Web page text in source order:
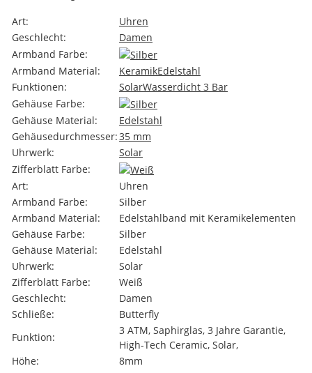
Art:
Uhren
Geschlecht:
Damen
Armband Farbe:
Armband Material:
KeramikEdelstahl
Funktionen:
SolarWasserdicht 3 Bar
Gehäuse Farbe:
Gehäuse Material:
Edelstahl
Gehäusedurchmesser:35 mm
Uhrwerk:
Solar
Zifferblatt Farbe:
Art:
Uhren
Armband Farbe:
Silber
Armband Material:
Edelstahlband mit Keramikelementen
Gehäuse Farbe:
Silber
Gehäuse Material:
Edelstahl
Uhrwerk:
Solar
Zifferblatt Farbe:
Weiß
Geschlecht:
Damen
Schließe:
Butterfly
Funktion:
3 ATM, Saphirglas, 3 Jahre Garantie,
High-Tech Ceramic, Solar,
Höhe:
8mm